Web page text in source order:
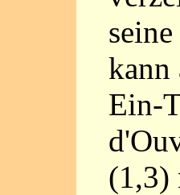
kann
Ein-
(1,3)